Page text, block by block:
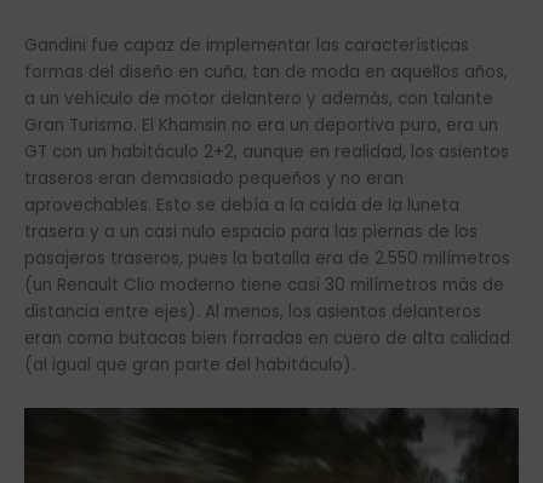
Gandini fue capaz de implementar las características
formas del diseño en cuña, tan de moda en aquellos años,
a un vehículo de motor delantero y además, con talante
Gran Turismo. El Khamsin no era un deportivo puro, era un
GT con un habitáculo 2+2, aunque en realidad, los asientos
traseros eran demasiado pequeños y no eran
aprovechables. Esto se debía a la caída de la luneta
trasera y a un casi nulo espacio para las piernas de los
pasajeros traseros, pues la batalla era de 2.550 milímetros
(un Renault Clio moderno tiene casi 30 milímetros más de
distancia entre ejes). Al menos, los asientos delanteros
eran como butacas bien forradas en cuero de alta calidad
(al igual que gran parte del habitáculo).